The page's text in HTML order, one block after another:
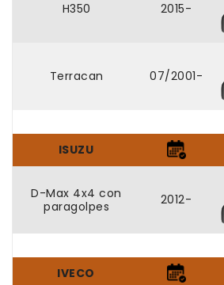
H350 2015-
Terracan 07/2001-
ISUZU
D-Max 4x4 con
paragolpes
2012-
IVECO